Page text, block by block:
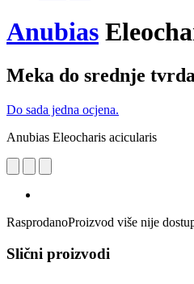
Anubias
Meka do srednje
Do sada jedna ocjena.
Anubias Eleocharis acicularis
RasprodanoProizvod više nije
Slični proizvodi